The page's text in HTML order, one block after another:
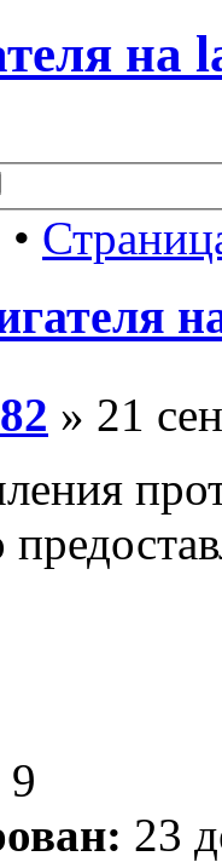
на
» 21
9
23